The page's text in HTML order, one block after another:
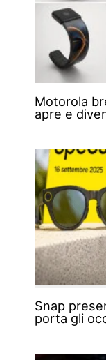
Motorola
apre e
Snap
porta gli